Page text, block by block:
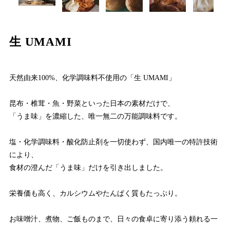
生 UMAMI
天然由来100%、化学調味料不使用の「生 UMAMI」
昆布・椎茸・魚・野菜といった日本の素材だけで、
「うま味」を濃縮した、唯一無二の万能調味料です。
塩・化学調味料・酸化防止剤を一切使わず、国内唯一の特許技術
により、
食材の澄んだ「うま味」だけを引き出しました。
栄養価も高く、カルシウムやたんぱく質もたっぷり。
お味噌汁、煮物、ご飯ものまで、日々の食卓に寄り添う頼れる一